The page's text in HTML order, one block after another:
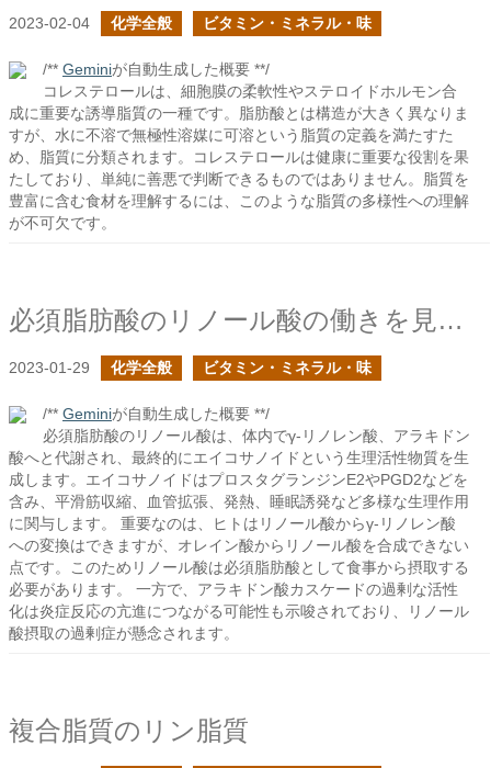
2023-02-04 化学全般 ビタミン・ミネラル・味
/** Geminiが自動生成した概要 **/
コレステロールは、細胞膜の柔軟性やステロイドホルモン合
成に重要な誘導脂質の一種です。脂肪酸とは構造が大きく異なりま
すが、水に不溶で無極性溶媒に可溶という脂質の定義を満たすた
め、脂質に分類されます。コレステロールは健康に重要な役割を果
たしており、単純に善悪で判断できるものではありません。脂質を
豊富に含む食材を理解するには、このような脂質の多様性への理解
が不可欠です。
必須脂肪酸のリノール酸の働きを見てみる
2023-01-29 化学全般 ビタミン・ミネラル・味
/** Geminiが自動生成した概要 **/
必須脂肪酸のリノール酸は、体内でγ-リノレン酸、アラキドン
酸へと代謝され、最終的にエイコサノイドという生理活性物質を生
成します。エイコサノイドはプロスタグランジンE2やPGD2などを
含み、平滑筋収縮、血管拡張、発熱、睡眠誘発など多様な生理作用
に関与します。 重要なのは、ヒトはリノール酸からγ-リノレン酸
への変換はできますが、オレイン酸からリノール酸を合成できない
点です。このためリノール酸は必須脂肪酸として食事から摂取する
必要があります。 一方で、アラキドン酸カスケードの過剰な活性
化は炎症反応の亢進につながる可能性も示唆されており、リノール
酸摂取の過剰症が懸念されます。
複合脂質のリン脂質